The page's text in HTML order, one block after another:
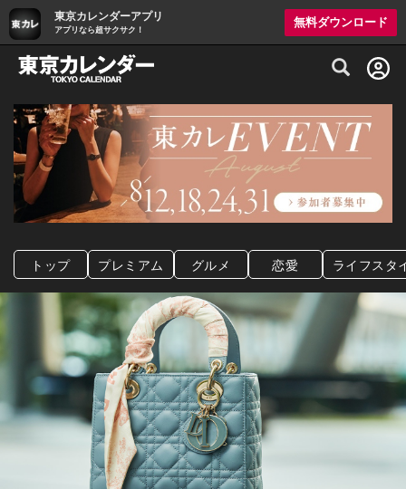
東京カレンダーアプリ
アプリなら超サクサク！
無料ダウンロード
グルメ情報・プレミアムレストラン予約
トップ プレミアム グルメ 恋愛 ライフスタ